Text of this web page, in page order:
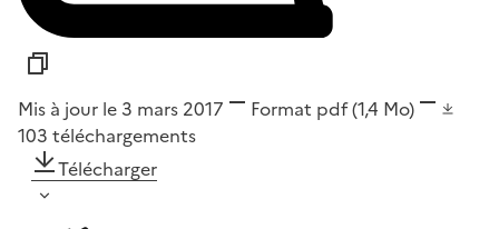
Mis à jour le 3 mars 2017 Format pdf(1,4 Mo)
103 téléchargements
Télécharger